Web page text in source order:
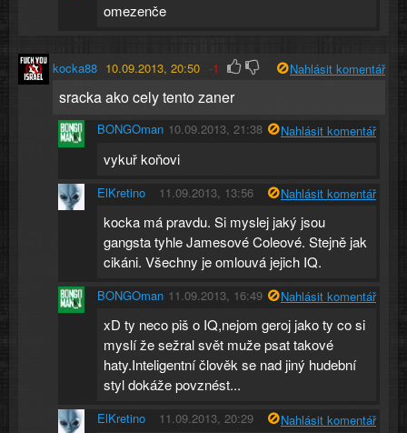
omezenče
kocka88 10.09.2013, 20:50 -1 Nahlásit komentář
sracka ako cely tento zaner
BONGOman 10.09.2013, 21:38 Nahlásit komentář
vykuř koňovi
ElKretino 11.09.2013, 13:56 Nahlásit komentář
kocka má pravdu. Si myslej jaký jsou
gangsta tyhle Jamesové Coleové. Stejně jak
cikáni. Všechny je omlouvá jejich IQ.
BONGOman 11.09.2013, 16:49 Nahlásit komentář
xD ty neco piš o IQ,nejom geroj jako ty co si
myslí že sežral svět muže psat takové
haty.Inteligentní člověk se nad jiný hudební
styl dokáže povznést...
ElKretino 11.09.2013, 20:29 Nahlásit komentář